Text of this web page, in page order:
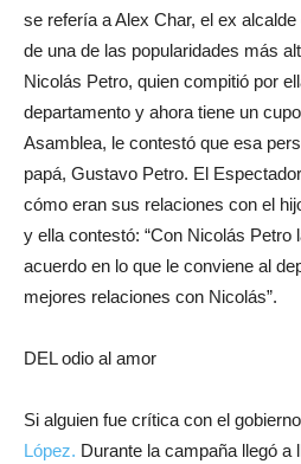
se refería a Alex Char, el ex
de una de las popularidades más
Nicolás Petro, quien compitió por
departamento y ahora tiene un
Asamblea, le contestó que esa
papá, Gustavo Petro. El
cómo eran sus relaciones con el
y ella contestó: “Con Nicolás Petro
acuerdo en lo que le conviene al
mejores relaciones con Nicolás”.
DEL odio al amor
Si alguien fue crítica con el
López. Durante la campaña llegó a